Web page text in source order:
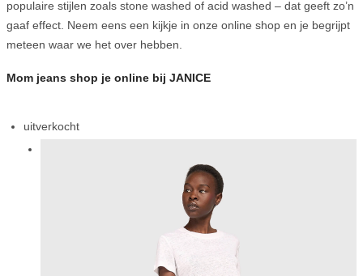
populaire stijlen zoals stone washed of acid washed – dat geeft zo’n
gaaf effect. Neem eens een kijkje in onze online shop en je begrijpt
meteen waar we het over hebben.
Mom jeans shop je online bij JANICE
uitverkocht